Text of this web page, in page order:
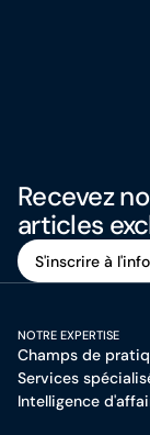
Recevez
articles
S'inscrire à
NOTRE EXPERTISE
Champs de
Services
Intelligence